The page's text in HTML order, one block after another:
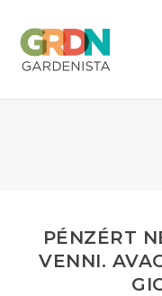
PÉNZÉRT
VENNI.